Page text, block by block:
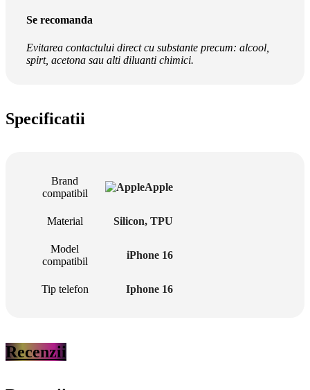
Se recomanda
Evitarea contactului direct cu substante precum: alcool,
spirt, acetona sau alti diluanti chimici.
Specificatii
Brand
compatibil
Apple
Material Silicon, TPU
Model
compatibil
iPhone 16
Tip telefon Iphone 16
Recenzii